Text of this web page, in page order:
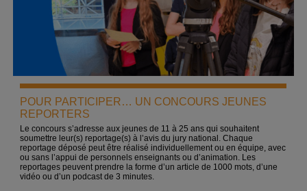
POUR PARTICIPER… UN CONCOURS JEUNES
REPORTERS
Le concours s’adresse aux jeunes de 11 à 25 ans qui souhaitent
soumettre leur(s) reportage(s) à l’avis du jury national. Chaque
reportage déposé peut être réalisé individuellement ou en équipe, avec
ou sans l’appui de personnels enseignants ou d’animation. Les
reportages peuvent prendre la forme d’un article de 1000 mots, d’une
vidéo ou d’un podcast de 3 minutes.